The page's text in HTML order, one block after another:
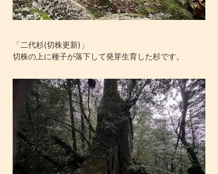
「二代杉(切株更新)」
切株の上に種子が落下して発芽生育した杉です。